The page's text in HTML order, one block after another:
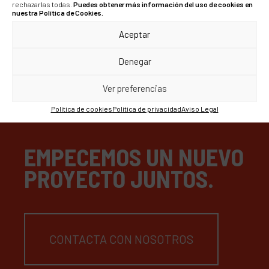
rechazarlas todas. Puedes obtener más información del uso de cookies en
nuestra Política de Cookies.
Aceptar
Denegar
Ver preferencias
Política de cookiesPolítica de privacidadAviso Legal
empleados y nuevas
medidas laborales
EMPECEMOS UN NUEVO
PROYECTO JUNTOS.
CONTACTA CON NOSOTROS